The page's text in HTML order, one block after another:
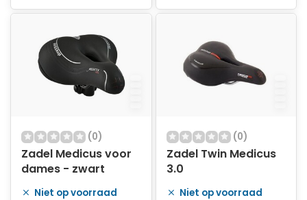
(0)
Zadel Medicus voor
dames - zwart
Niet op voorraad
(0)
Zadel Twin Medicus
3.0
Niet op voorraad